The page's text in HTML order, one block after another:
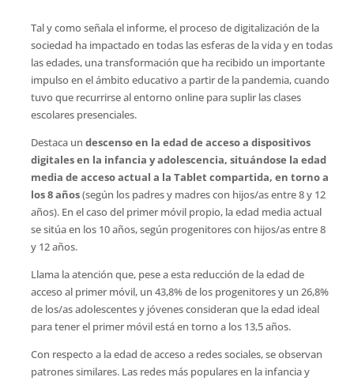
Tal y como señala el informe, el proceso de digitalización de la
sociedad ha impactado en todas las esferas de la vida y en todas
las edades, una transformación que ha recibido un importante
impulso en el ámbito educativo a partir de la pandemia, cuando
tuvo que recurrirse al entorno online para suplir las clases
escolares presenciales.
Destaca un descenso en la edad de acceso a dispositivos
digitales en la infancia y adolescencia, situándose la edad
media de acceso actual a la Tablet compartida, en torno a
los 8 años(según los padres y madres con hijos/as entre 8 y 12
años). En el caso del primer móvil propio, la edad media actual
se sitúa en los 10 años, según progenitores con hijos/as entre 8
y 12 años.
Llama la atención que, pese a esta reducción de la edad de
acceso al primer móvil, un 43,8% de los progenitores y un 26,8%
de los/as adolescentes y jóvenes consideran que la edad ideal
para tener el primer móvil está en torno a los 13,5 años.
Con respecto a la edad de acceso a redes sociales, se observan
patrones similares. Las redes más populares en la infancia y